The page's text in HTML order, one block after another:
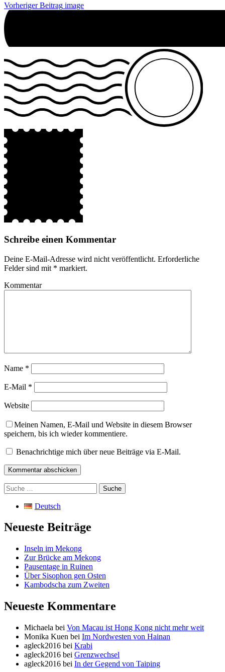
Beitrags-
Navigation
Vorheriger Beitrag image
Schreibe einen Kommentar
Deine E-Mail-Adresse wird nicht veröffentlicht. Erforderliche
Felder sind mit * markiert.
Kommentar
Name *
E-Mail *
Website
Meinen Namen, E-Mail und Website in diesem Browser
speichern, bis ich wieder kommentiere.
Benachrichtige mich über neue Beiträge via E-Mail.
Suche
nach:
Deutsch
Neueste Beiträge
Inseln im Mekong
Zur Brücke am Mekong
Pausentage in Ruinen
Über Sisophon gen Osten
Kambodscha zum Zweiten
Neueste Kommentare
Michaela bei Von Macau ist Hong Kong nicht mehr weit
Monika Kuen bei Im Nordwesten von Hainan
agleck2016 bei Krabi
agleck2016 bei Grenzwechsel
agleck2016 bei In der Gegend von Taiping